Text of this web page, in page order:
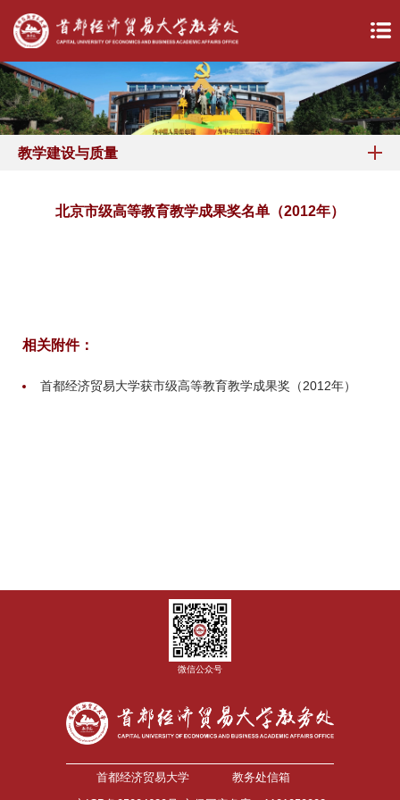
教学建设与质量
北京市级高等教育教学成果奖名单（2012年）
相关附件：
首都经济贸易大学获市级高等教育教学成果奖（2012年）
微信公众号
首都经济贸易大学
教务处信箱